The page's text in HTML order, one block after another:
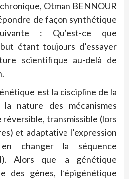
Otman BENNOUR
de façon synthétique
: Qu’est-ce que
étant toujours d’essayer
scientifique au-delà de
est la discipline de la
nature des mécanismes
transmissible (lors
et adaptative l’expression
changer la séquence
Alors que la génétique
des gènes, l’épigénétique